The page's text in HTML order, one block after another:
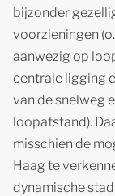
bijzonder
voorzieningen
aanwezig op
centrale ligging
van de snelweg
loopafstand).
misschien de
Haag te
dynamische